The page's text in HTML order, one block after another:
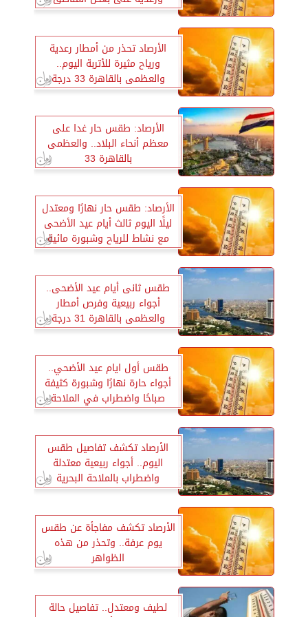
الأرصاد تحذر من أمطار رعدية
ورياح مثيرة للأتربة اليوم..
والعظمى بالقاهرة 33 درجة
الأرصاد: طقس حار غدا على
معظم أنحاء البلاد.. والعظمى
بالقاهرة 33
الأرصاد: طقس حار نهارًا ومعتدل
ليلًا اليوم ثالث أيام عيد الأضحى
مع نشاط للرياح وشبورة مائية
طقس ثانى أيام عيد الأضحى..
أجواء ربيعية وفرص أمطار
والعظمى بالقاهرة 31 درجة
طقس أول ايام عيد الأضحي..
أجواء حارة نهارًا وشبورة كثيفة
صباحًا واضطراب في الملاحة
البحرية
الأرصاد تكشف تفاصيل طقس
اليوم.. أجواء ربيعية معتدلة
واضطراب بالملاحة البحرية
الأرصاد تكشف مفاجأة عن طقس
يوم عرفة.. وتحذر من هذه
الظواهر
لطيف ومعتدل.. تفاصيل حالة